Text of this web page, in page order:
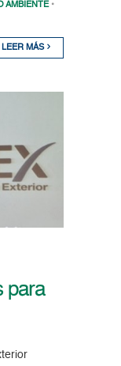
AMBIENTE •
LEER MÁS
para